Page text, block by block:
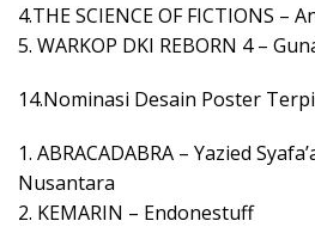
4.THE SCIENCE OF FICTIONS –
5. WARKOP DKI REBORN 4 –
14.Nominasi Desain Poster
1. ABRACADABRA – Yazied
Nusantara
2. KEMARIN – Endonestuff